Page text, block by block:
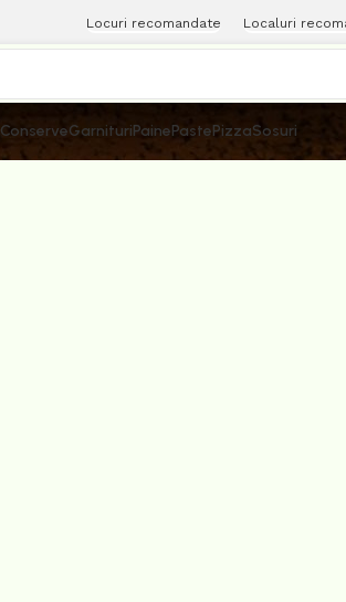
Locuri recomandate Localuri
ConserveGarnituriPainePastePizzaSosuri